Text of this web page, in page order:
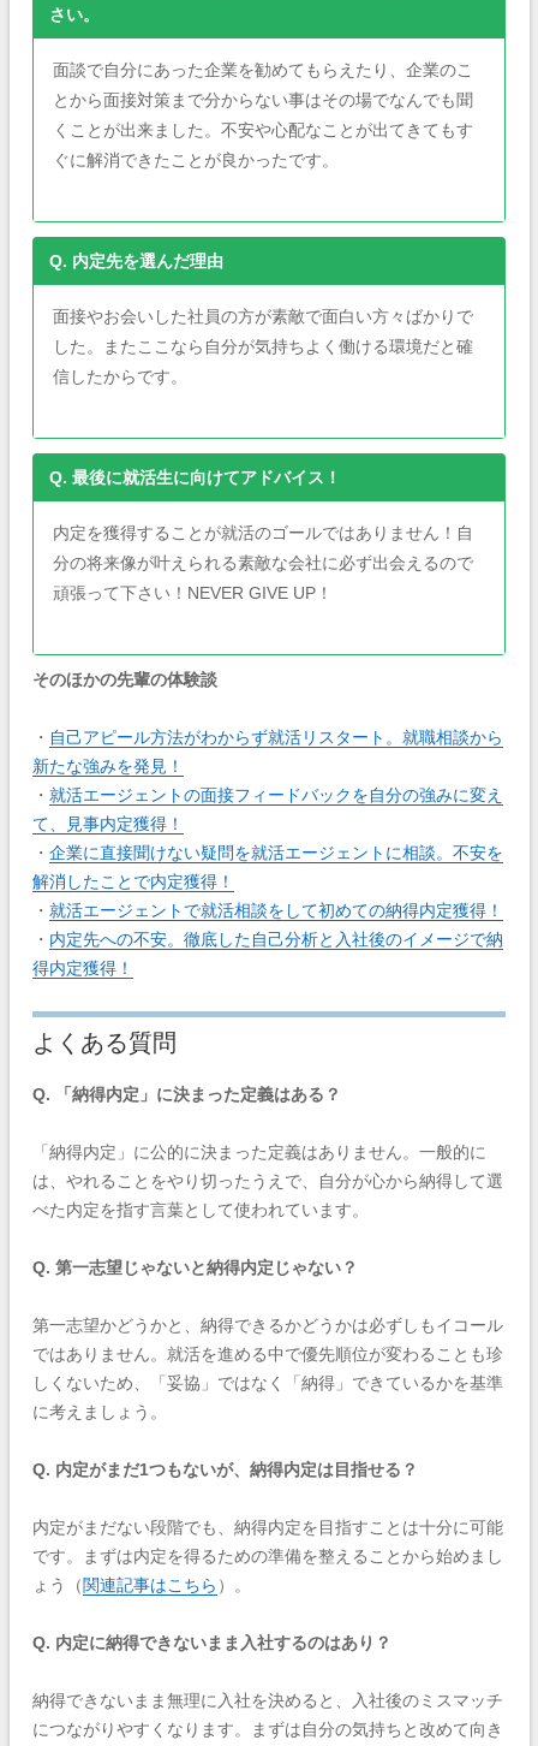
さい。
面談で自分にあった企業を勧めてもらえたり、企業のこ
とから面接対策まで分からない事はその場でなんでも聞
くことが出来ました。不安や心配なことが出てきてもす
ぐに解消できたことが良かったです。
Q. 内定先を選んだ理由
面接やお会いした社員の方が素敵で面白い方々ばかりで
した。またここなら自分が気持ちよく働ける環境だと確
信したからです。
Q. 最後に就活生に向けてアドバイス！
内定を獲得することが就活のゴールではありません！自
分の将来像が叶えられる素敵な会社に必ず出会えるので
頑張って下さい！NEVER GIVE UP！
そのほかの先輩の体験談
・ 自己アピール方法がわからず就活リスタート。就職相談から
新たな強みを発見！
・ 就活エージェントの面接フィードバックを自分の強みに変え
て、見事内定獲得！
・ 企業に直接聞けない疑問を就活エージェントに相談。不安を
解消したことで内定獲得！
・ 就活エージェントで就活相談をして初めての納得内定獲得！
・ 内定先への不安。徹底した自己分析と入社後のイメージで納
得内定獲得！
よくある質問
Q. 「納得内定」に決まった定義はある？
「納得内定」に公的に決まった定義はありません。一般的に
は、やれることをやり切ったうえで、自分が心から納得して選
べた内定を指す言葉として使われています。
Q. 第一志望じゃないと納得内定じゃない？
第一志望かどうかと、納得できるかどうかは必ずしもイコール
ではありません。就活を進める中で優先順位が変わることも珍
しくないため、「妥協」ではなく「納得」できているかを基準
に考えましょう。
Q. 内定がまだ1つもないが、納得内定は目指せる？
内定がまだない段階でも、納得内定を目指すことは十分に可能
です。まずは内定を得るための準備を整えることから始めまし
ょう（関連記事はこちら ）。
Q. 内定に納得できないまま入社するのはあり？
納得できないまま無理に入社を決めると、入社後のミスマッチ
につながりやすくなります。まずは自分の気持ちと改めて向き